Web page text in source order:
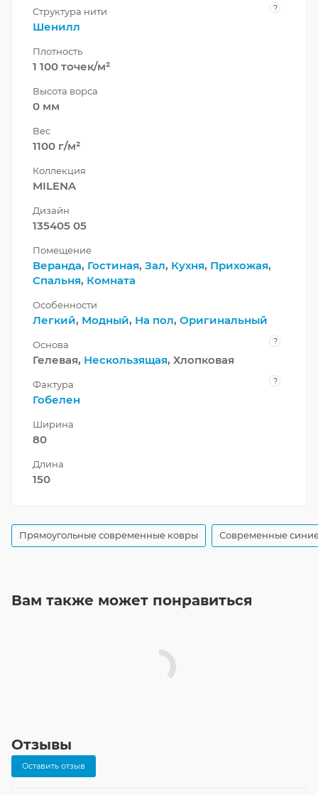
Структура нити ?
Шенилл
Плотность
1 100 точек/м²
Высота ворса
0 мм
Вес
1100 г/м²
Коллекция
MILENA
Дизайн
135405 05
Помещение
Веранда, Гостиная, Зал, Кухня, Прихожая,
Спальня, Комната
Особенности
Легкий, Модный, На пол, Оригинальный
Основа ?
Гелевая, Нескользящая, Хлопковая
Фактура ?
Гобелен
Ширина
80
Длина
150
Прямоугольные современные ковры Современные
Вам также может понравиться
Отзывы
Оставить отзыв